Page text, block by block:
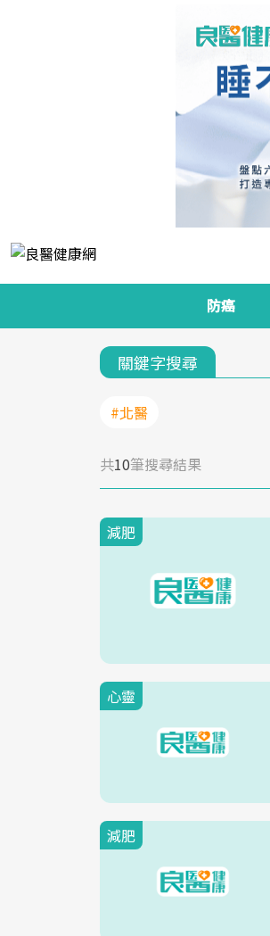
防癌
關鍵字搜尋
#北醫
共10筆搜尋結果
減肥
心靈
減肥